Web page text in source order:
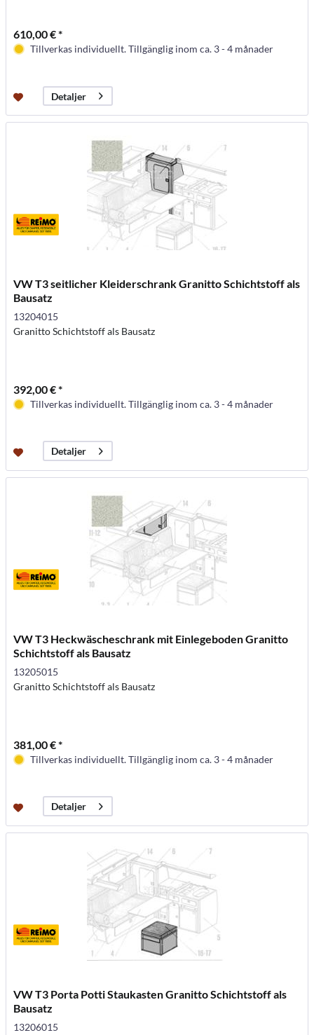
610,00 € *
Tillverkas individuellt. Tillgänglig inom ca. 3 - 4 månader
Detaljer
VW T3 seitlicher Kleiderschrank Granitto Schichtstoff als
Bausatz
13204015
Granitto Schichtstoff als Bausatz
392,00 € *
Tillverkas individuellt. Tillgänglig inom ca. 3 - 4 månader
Detaljer
VW T3 Heckwäscheschrank mit Einlegeboden Granitto
Schichtstoff als Bausatz
13205015
Granitto Schichtstoff als Bausatz
381,00 € *
Tillverkas individuellt. Tillgänglig inom ca. 3 - 4 månader
Detaljer
VW T3 Porta Potti Staukasten Granitto Schichtstoff als
Bausatz
13206015